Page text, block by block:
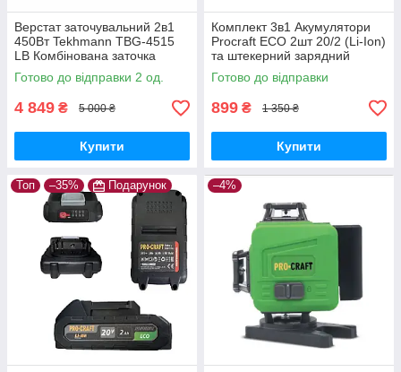
Верстат заточувальний 2в1
450Вт Tekhmann TBG-4515
LВ Комбінована заточка
Техман Абразивний круг
150мм Стрічка 50мм
Готово до відправки 2 од.
4 849 ₴ 5 000 ₴
Купити
Комплект 3в1 Акумулятори
Procraft ECO 2шт 20/2 (Li-Ion)
та штекерний зарядний
пристрій 20В/1А
Готово до відправки
899 ₴ 1 350 ₴
Купити
Топ –35% Подарунок –4%